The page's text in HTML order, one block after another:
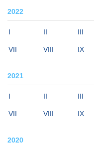
2022
I II III
VII VIII IX
2021
I II III
VII VIII IX
2020